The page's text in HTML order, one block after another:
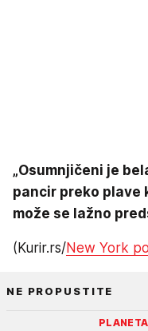
„Osumnjičeni je
pancir preko plave
može se lažno
(Kurir.rs/New York
NE PROPUSTITE
PLANETA